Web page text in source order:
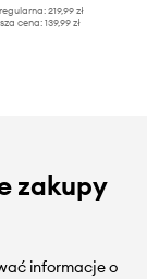
219,99 zł
cena: 139,99 zł
zakupy
informacje o